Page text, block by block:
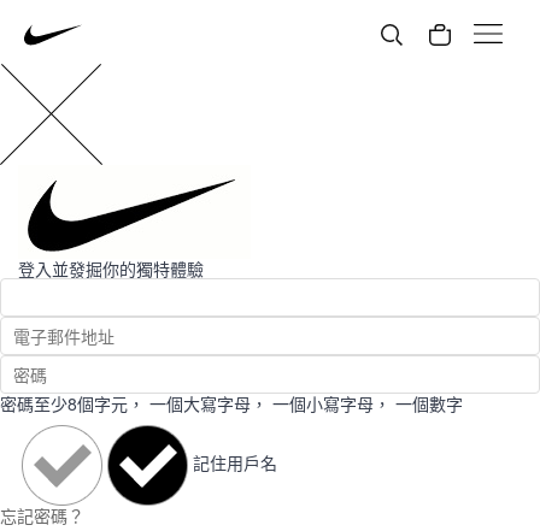
登入並發掘你的獨特體驗
密碼至少8個字元， 一個大寫字母， 一個小寫字母， 一個數字
記住用戶名
忘記密碼？